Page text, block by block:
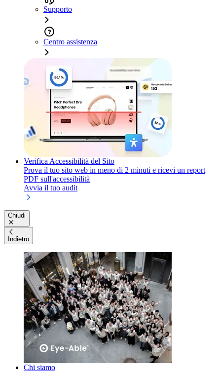
Supporto
Centro assistenza
Verifica Accessibilità del Sito
Prova il tuo sito web in meno di 2 minuti e ricevi un report
PDF sull'accessibilità
Avvia il tuo audit
Chiudi
Indietro
Chi siamo